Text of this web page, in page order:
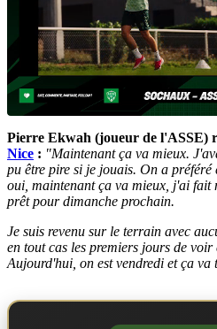
Pierre Ekwah (joueur de l'ASSE)
Nice : "Maintenant ça va mieux.
pu être pire si je jouais. On a
oui, maintenant ça va mieux, j'ai fait
prêt pour dimanche prochain.
Je suis revenu sur le terrain avec
en tout cas les premiers jours de
Aujourd'hui, on est vendredi et ça va